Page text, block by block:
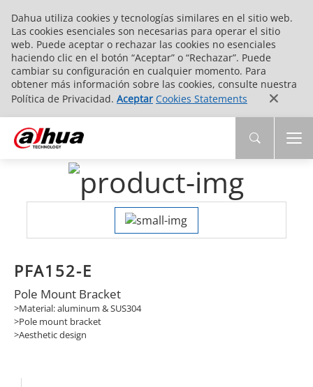
Dahua utiliza cookies y tecnologías similares en el sitio web.
Las cookies esenciales son necesarias para operar el sitio
web. Puede aceptar o rechazar las cookies no esenciales
haciendo clic en el botón “Aceptar” o “Rechazar”. Puede
cambiar su configuración en cualquier momento. Para
obtener más información sobre las cookies, consulte nuestra
Política de Privacidad. Aceptar Cookies Statements
PFA152-E
Pole Mount Bracket
>Material: aluminum & SUS304
>Pole mount bracket
>Aesthetic design